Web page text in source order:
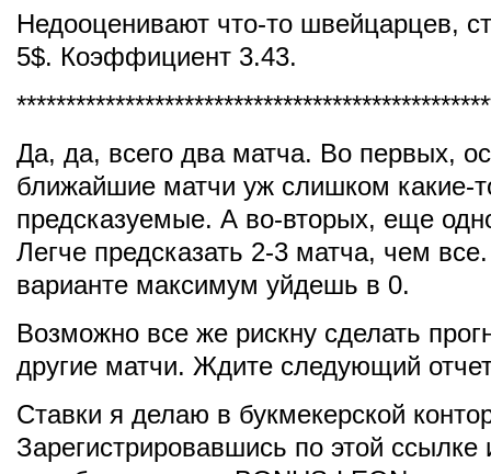
Недооценивают что-то швейцарцев,
5$. Коэффициент 3.43.
Да, да, всего два матча. Во первых,
ближайшие матчи уж слишком какие-
предсказуемые. А во-вторых, еще
Легче предсказать 2-3 матча, чем
варианте максимум уйдешь в 0.
Возможно все же рискну сделать
другие матчи. Ждите следующий
Ставки я делаю в букмекерской
Зарегистрировавшись по этой ссылке